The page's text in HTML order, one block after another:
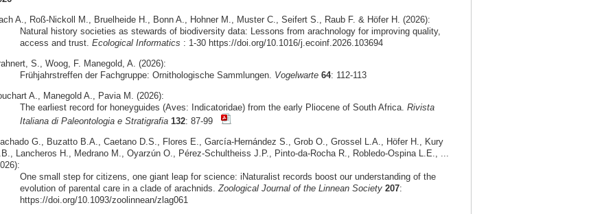
A., Roß-Nickoll M., Bruelheide H., Bonn A., Hohner M., Muster C., Seifert S., Raub F. & Höfer H. (2026):
Natural history societies as stewards of biodiversity data: Lessons from arachnology for improving quality,
access and trust. Ecological Informatics : 1-30 https://doi.org/10.1016/j.ecoinf.2026.103694
S., Woog, F. Manegold, A. (2026):
Frühjahrstreffen der Fachgruppe: Ornithologische Sammlungen. Vogelwarte 64: 112-113
A., Manegold A., Pavia M. (2026):
The earliest record for honeyguides (Aves: Indicatoridae) from the early Pliocene of South Africa. Rivista
Italiana di Paleontologia e Stratigrafia 132: 87-99
G., Buzatto B.A., Caetano D.S., Flores E., García-Hernández S., Grob O., Grossel L.A., Höfer H., Kury
Lancheros H., Medrano M., Oyarzún O., Pérez-Schultheiss J.P., Pinto-da-Rocha R., Robledo-Ospina L.E., ...
One small step for citizens, one giant leap for science: iNaturalist records boost our understanding of the
evolution of parental care in a clade of arachnids. Zoological Journal of the Linnean Society 207:
https://doi.org/10.1093/zoolinnean/zlag061